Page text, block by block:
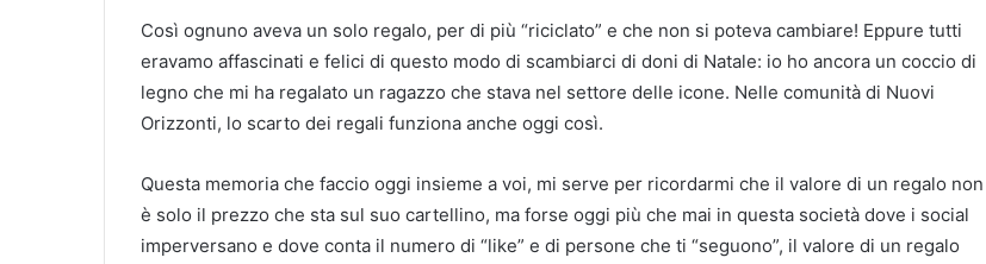
Così ognuno aveva un solo regalo, per di più “riciclato” e che non si poteva cambiare! Eppure tutti
eravamo affascinati e felici di questo modo di scambiarci di doni di Natale: io ho ancora un coccio di
legno che mi ha regalato un ragazzo che stava nel settore delle icone. Nelle comunità di Nuovi
Orizzonti, lo scarto dei regali funziona anche oggi così.
Questa memoria che faccio oggi insieme a voi, mi serve per ricordarmi che il valore di un regalo non
è solo il prezzo che sta sul suo cartellino, ma forse oggi più che mai in questa società dove i social
imperversano e dove conta il numero di “like” e di persone che ti “seguono”, il valore di un regalo